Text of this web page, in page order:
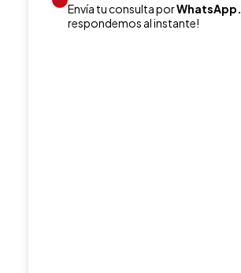
Envía tu consulta porWhatsApp.
respondemos al instante!